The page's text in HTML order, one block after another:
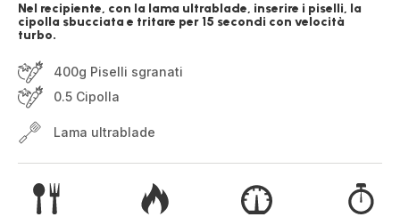
Nel recipiente, con la lama ultrablade, inserire i piselli, la
cipolla sbucciata e tritare per 15 secondi con velocità
turbo.
400g Piselli sgranati
0.5 Cipolla
Lama ultrablade